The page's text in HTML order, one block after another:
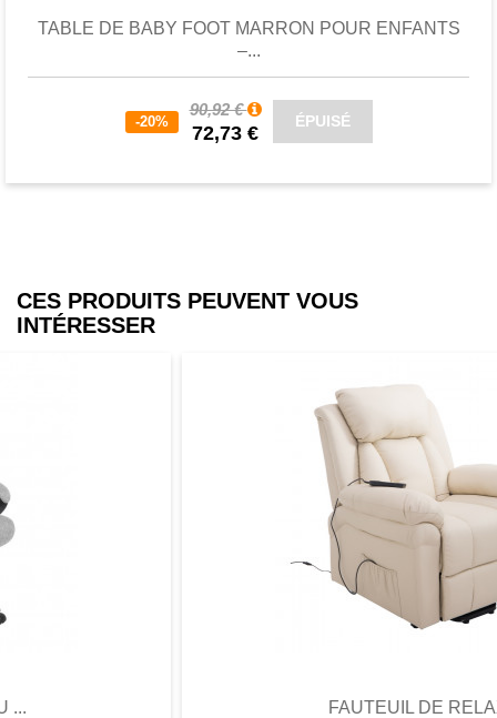
TABLE DE BABY FOOT MARRON POUR ENFANTS
–...
-20%
90,92 €
72,73 €
ÉPUISÉ
CES PRODUITS PEUVENT VOUS
INTÉRESSER
FAUTEUIL DE RELAX...
Comparer